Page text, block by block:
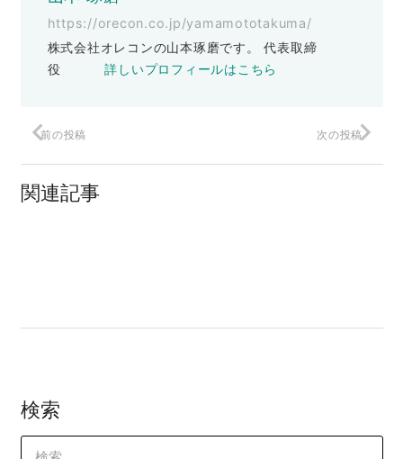
https://orecon.co.jp/yamamototakuma/
株式会社オレコンの山本琢磨です。 代表取締
役詳しいプロフィールはこちら
前の投稿 次の投稿
関連記事
検索